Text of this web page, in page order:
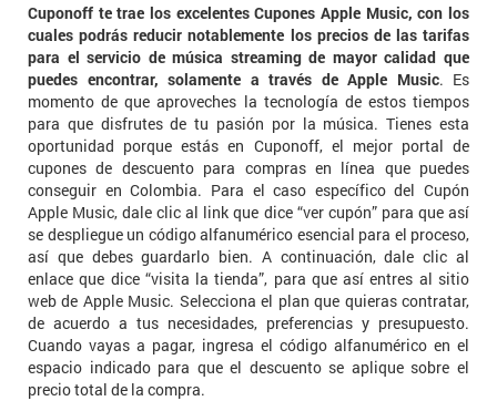
Cuponoff te trae los excelentes Cupones Apple Music, con los
cuales podrás reducir notablemente los precios de las tarifas
para el servicio de música streaming de mayor calidad que
puedes encontrar, solamente a través de Apple Music. Es
momento de que aproveches la tecnología de estos tiempos
para que disfrutes de tu pasión por la música. Tienes esta
oportunidad porque estás en Cuponoff, el mejor portal de
cupones de descuento para compras en línea que puedes
conseguir en Colombia. Para el caso específico del Cupón
Apple Music, dale clic al link que dice “ver cupón” para que así
se despliegue un código alfanumérico esencial para el proceso,
así que debes guardarlo bien. A continuación, dale clic al
enlace que dice “visita la tienda”, para que así entres al sitio
web de Apple Music. Selecciona el plan que quieras contratar,
de acuerdo a tus necesidades, preferencias y presupuesto.
Cuando vayas a pagar, ingresa el código alfanumérico en el
espacio indicado para que el descuento se aplique sobre el
precio total de la compra.